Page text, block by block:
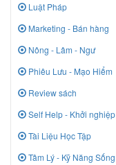
Luật Pháp
Marketing - Bán hàng
Nông - Lâm - Ngư
Phiêu Lưu - Mạo Hiểm
Review sách
Self Help - Khởi nghiệp
Tài Liệu Học Tập
Tâm Lý - Kỹ Năng Sống